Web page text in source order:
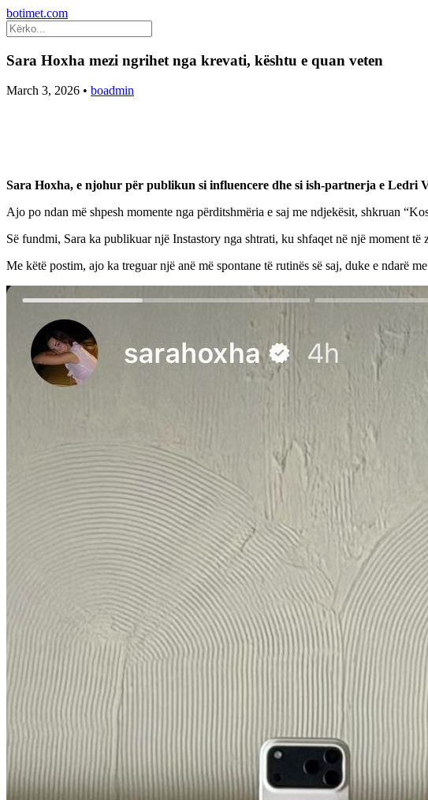
botimet.com
Sara Hoxha mezi ngrihet nga krevati, kështu e quan veten
March 3, 2026 • boadmin
Sara Hoxha, e njohur për publikun si influencere dhe si ish-partnerja e Ledri
Ajo po ndan më shpesh momente nga përditshmëria e saj me ndjekësit, shkruan
Së fundmi, Sara ka publikuar një Instastory nga shtrati, ku shfaqet në një moment
Me këtë postim, ajo ka treguar një anë më spontane të rutinës së saj, duke e ndarë